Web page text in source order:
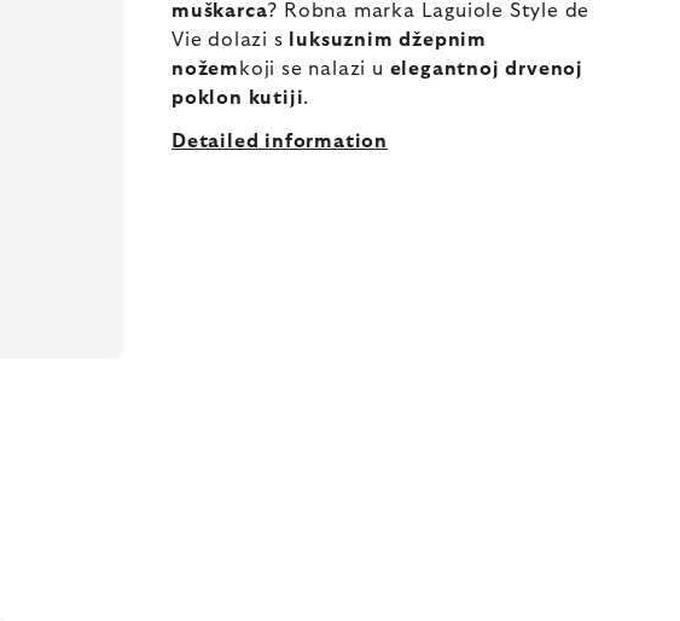
muškarca? Robna marka Laguiole Style de
Vie dolazi s
luksuznim džepnim
nožem koji se nalazi u elegantnoj drvenoj
poklon kutiji.
Detailed information